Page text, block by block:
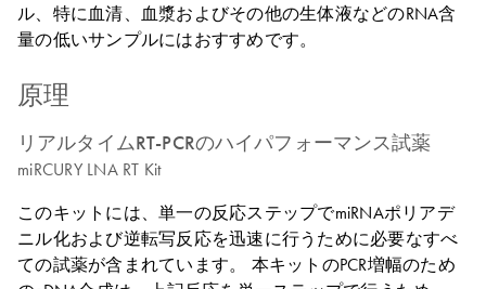
ル、特に血清、血漿およびその他の生体液などのRNA含
量の低いサンプルにはおすすめです。
原理
リアルタイムRT-PCRのハイパフォーマンス試薬
miRCURY LNA RT Kit
このキットには、単一の反応ステップでmiRNAポリアデ
ニル化および逆転写反応を迅速に行うために必要なすべ
ての試薬が含まれています。 本キットのPCR増幅のため